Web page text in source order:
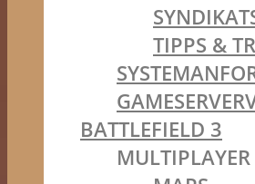
TIPPS &
BATTLEFIELD 3
MULTIPLAYER